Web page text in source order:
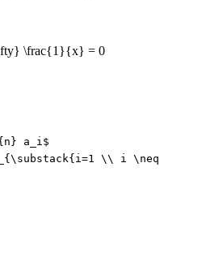
\frac{1}{x} = 0
a_i$
\\ i \neq